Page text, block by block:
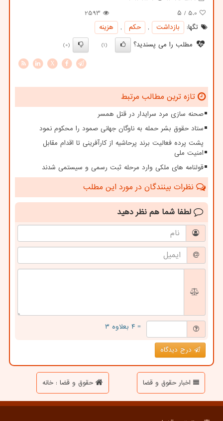
5.0 / ۵
2593
تگها:
بازداشت , حكم ,
هزینه
مطلب را می پسندید؟
(1)
(0)
X
تازه ترین مطالب مرتبط
صحنه سازی مرد سرایدار در قتل همسر
ستاد حقوق بشر حمله به ناوگان جهانی صمود را محکوم نمود
پشت پرده فعالیت برند پرحاشیه از کارآفرینی تا اقدام مقابل
امنیت ملی
قولنامه های ملکی وارد مرحله ثبت رسمی و سیستمی شدند
نظرات بینندگان در مورد این مطلب
لطفا شما هم نظر دهید
= ۴ بعلاوه ۳
درج دیدگاه
اخبار حقوق و قضا حقوق و قضا : خانه